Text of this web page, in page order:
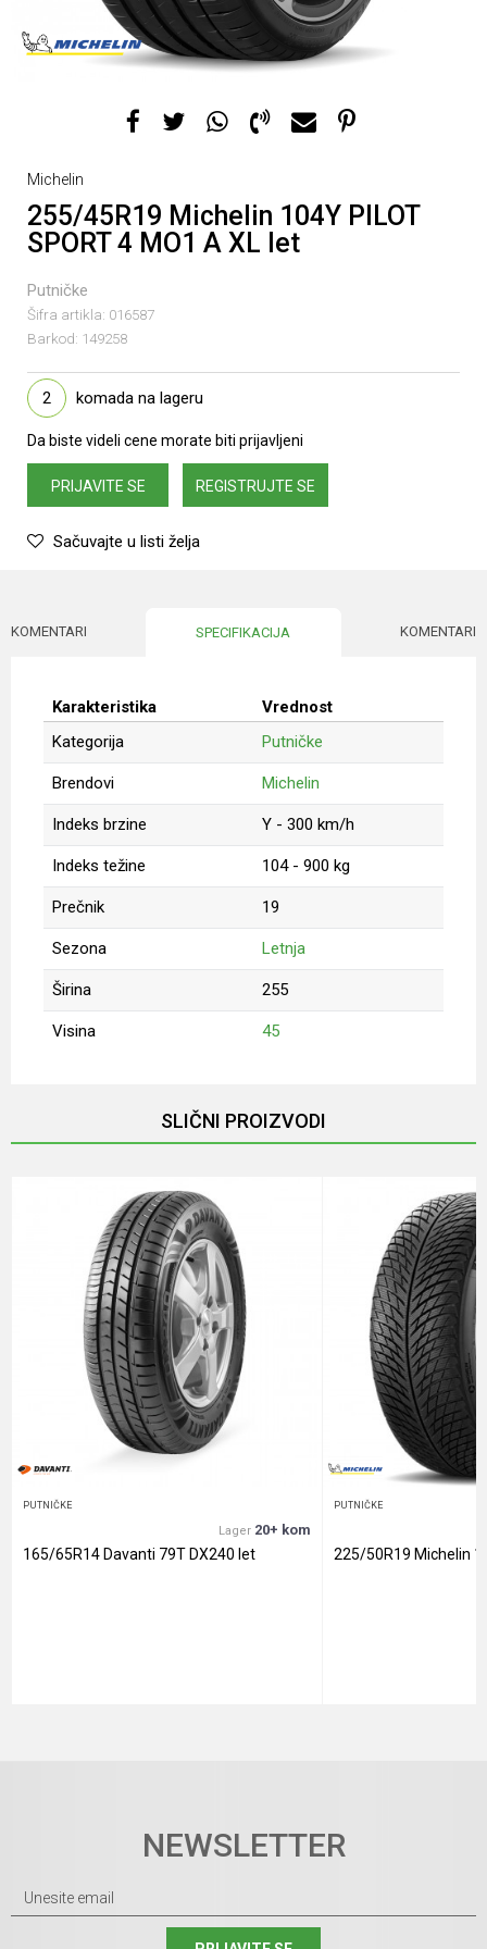
Michelin
255/45R19 Michelin 104Y PILOT
SPORT 4 MO1 A XL let
Putničke
Šifra artikla: 016587
Barkod: 149258
2 komada na lageru
Da biste videli cene morate biti prijavljeni
PRIJAVITE SE REGISTRUJTE SE
Sačuvajte u listi želja
KOMENTARI SPECIFIKACIJA KOMENTARI
Karakteristika
Vrednost
Kategorija
Putničke
Brendovi Michelin
Indeks brzine Y - 300 km/h
Indeks težine 104 - 900 kg
Prečnik 19
Sezona Letnja
Širina 255
Visina 45
POŠALJI
SLIČNI PROIZVODI
PUTNIČKE
Lager 20+ kom
165/65R14 Davanti 79T DX240 let
PUTNIČKE
225/50R19 Michelin
NEWSLETTER